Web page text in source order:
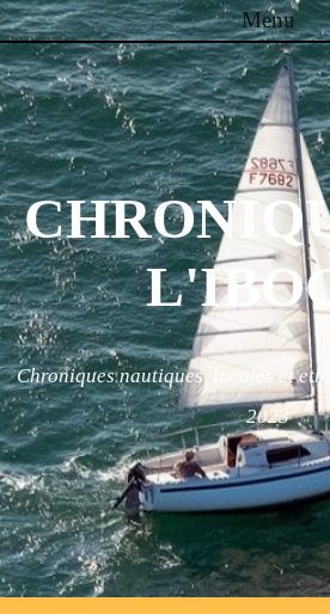
Menu
Skip to content
Chroniques nautiques, locales et
2023